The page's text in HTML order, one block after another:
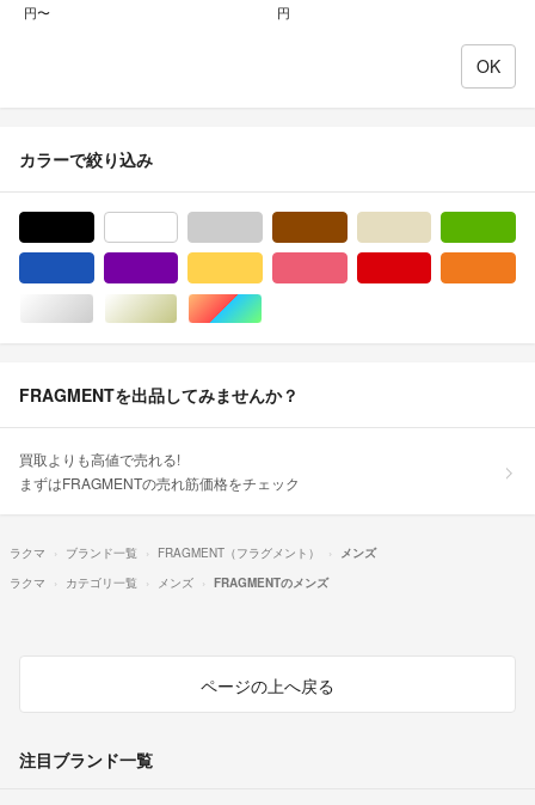
円〜 円
カラーで絞り込み
シルバー/銀色系ゴールド/金色系マルチカラー
FRAGMENTを出品してみませんか？
買取よりも高値で売れる!
まずはFRAGMENTの売れ筋価格をチェック
ラクマ ブランド一覧 FRAGMENT（フラグメント）
メンズ
ラクマ
カテゴリ一覧 メンズ FRAGMENTのメンズ
ページの上へ戻る
注目ブランド一覧